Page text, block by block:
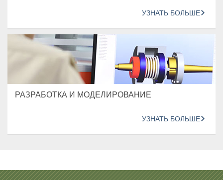
УЗНАТЬ БОЛЬШЕ
РАЗРАБОТКА И МОДЕЛИРОВАНИЕ
УЗНАТЬ БОЛЬШЕ